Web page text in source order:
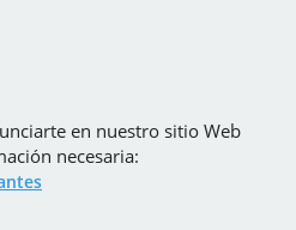
en nuestro sitio Web
necesaria: